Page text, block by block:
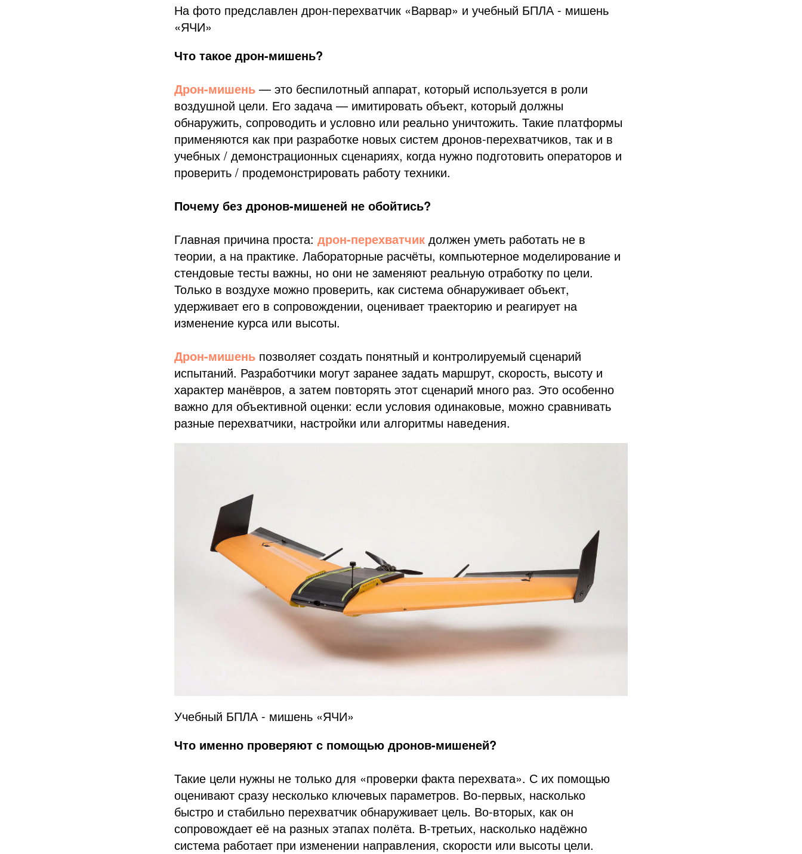
На фото предславлен дрон-перехватчик «Варвар» и учебный БПЛА - мишень
«ЯЧИ»
Что такое дрон-мишень?
Дрон-мишень — это беспилотный аппарат, который используется в роли
воздушной цели. Его задача — имитировать объект, который должны
обнаружить, сопроводить и условно или реально уничтожить. Такие платформы
применяются как при разработке новых систем дронов-перехватчиков, так и в
учебных / демонстрационных сценариях, когда нужно подготовить операторов и
проверить / продемонстрировать работу техники.
Почему без дронов-мишеней не обойтись?
Главная причина проста: дрон-перехватчик должен уметь работать не в
теории, а на практике. Лабораторные расчёты, компьютерное моделирование и
стендовые тесты важны, но они не заменяют реальную отработку по цели.
Только в воздухе можно проверить, как система обнаруживает объект,
удерживает его в сопровождении, оценивает траекторию и реагирует на
изменение курса или высоты.
Дрон-мишень позволяет создать понятный и контролируемый сценарий
испытаний. Разработчики могут заранее задать маршрут, скорость, высоту и
характер манёвров, а затем повторять этот сценарий много раз. Это особенно
важно для объективной оценки: если условия одинаковые, можно сравнивать
разные перехватчики, настройки или алгоритмы наведения.
Учебный БПЛА - мишень «ЯЧИ»
Что именно проверяют с помощью дронов-мишеней?
Такие цели нужны не только для «проверки факта перехвата». С их помощью
оценивают сразу несколько ключевых параметров. Во-первых, насколько
быстро и стабильно перехватчик обнаруживает цель. Во-вторых, как он
сопровождает её на разных этапах полёта. В-третьих, насколько надёжно
система работает при изменении направления, скорости или высоты цели.